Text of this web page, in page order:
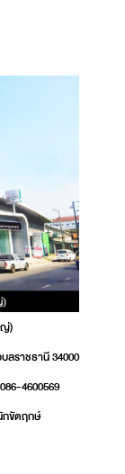
)
ลราชธานี 34000
4600569
กขัตฤกษ์